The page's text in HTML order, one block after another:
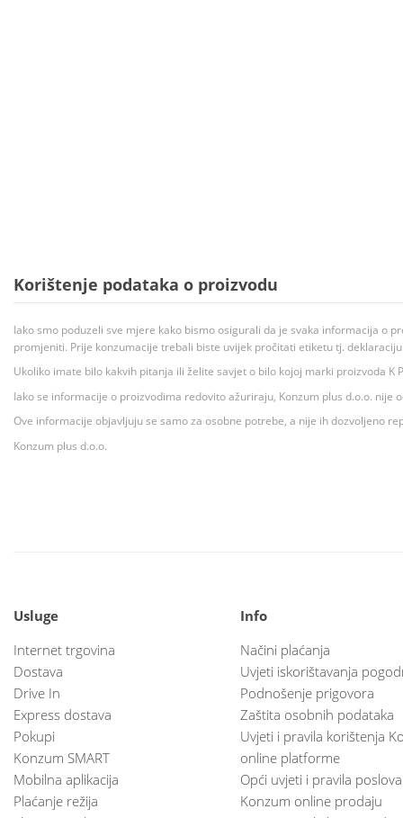
Korištenje podataka o proizvodu
Iako smo poduzeli sve mjere kako bismo osigurali da je svaka informacija o
promjeniti. Prije konzumacije trebali biste uvijek pročitati etiketu tj.
Ukoliko imate bilo kakvih pitanja ili želite savjet o bilo kojoj marki proizvoda
Iako se informacije o proizvodima redovito ažuriraju, Konzum plus d.o.o.
Ove informacije objavljuju se samo za osobne potrebe, a nije ih dozvoljeno
Konzum plus d.o.o.
Usluge
Internet trgovina
Dostava
Drive In
Express dostava
Pokupi
Konzum SMART
Mobilna aplikacija
Plaćanje režija
Info
Načini plaćanja
Uvjeti iskorištavanja
Podnošenje prigovora
Zaštita osobnih podataka
Uvjeti i pravila korištenja
online platforme
Opći uvjeti i pravila
Konzum online prodaju